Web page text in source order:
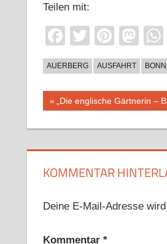
Teilen mit:
Facebook
Twitter
AUERBERG AUSFAHRT BONN
Vorheriger
„Die englische Gärtnerin –
KOMMENTAR
Deine E-Mail-Adresse
Kommentar *